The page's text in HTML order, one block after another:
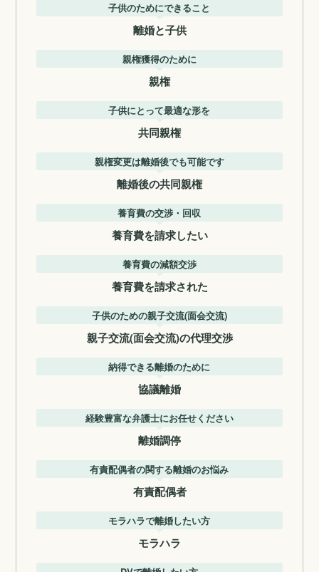
子供のためにできること
離婚と子供
親権獲得のために
親権
子供にとって最適な形を
共同親権
親権変更は離婚後でも可能です
離婚後の共同親権
養育費の交渉・回収
養育費を請求したい
養育費の減額交渉
養育費を請求された
子供のための親子交流(面会交流)
親子交流(面会交流)の代理交渉
納得できる離婚のために
協議離婚
経験豊富な弁護士にお任せください
離婚調停
有責配偶者の関する離婚のお悩み
有責配偶者
モラハラで離婚したい方
モラハラ